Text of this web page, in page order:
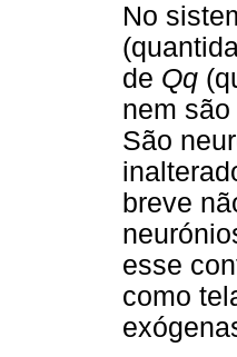
No
de Qq
nem
São
breve
esse
como